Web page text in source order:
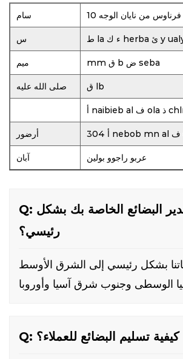
سام فرناوس من نايان الوجه 10
س
ميم mm ق b ض seba
صلى الله عليه ق lb
أرضور
آبان عربو راجوو بولين
Q: أين تقوم بتصدير البضائع الخاصة بك بشكل
رئيسي؟
بشكل رئيسي إلى الشرق الأوسط
Q: كيفية تسليم البضائع للعملاء؟